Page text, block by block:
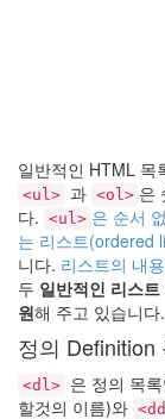
일반적인 HTML 목
<ul> 과 <ol> 은
다. <ul> 은 순서
는 리스트(ordered
니다. 리스트의 내
두 일반적인 리스
원해 주고 있습니다
정의 Definition
<dl> 은 정의 목
할것의 이름)와